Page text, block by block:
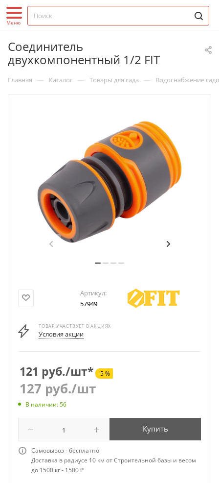
Соединитель
двухкомпонентный 1/2 FIT
Главная — Каталог — Товары для сада — Водоснабжение
Артикул:
57949
ТОВАР УЧАСТВУЕТ В АКЦИЯХ
Условия акции
121 руб./шт* -5 %
127 руб./шт
В наличии: 56
Купить
Самовывоз - бесплатно
Доставка в радиусе 10 км от Строительной базы и весом
до 1500 кг - 1500 ₽